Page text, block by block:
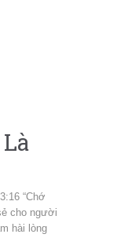
“Chớ
cho người
hài lòng